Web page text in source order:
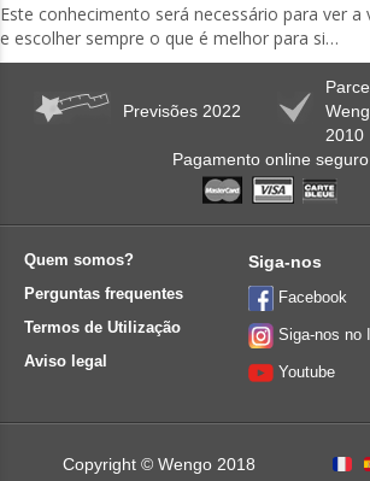
Este conhecimento será necessário para ver a
e escolher sempre o que é melhor para si…
Previsões 2022
2010
Pagamento online seguro
Quem somos?
Perguntas frequentes
Termos de Utilização
Aviso legal
Siga-nos
Facebook
Siga-nos no
Youtube
Copyright © Wengo 2018